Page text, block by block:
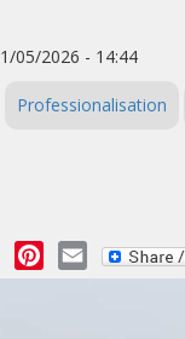
05/2026 - 14:44
Professionalisation
MessagePinterest
Email